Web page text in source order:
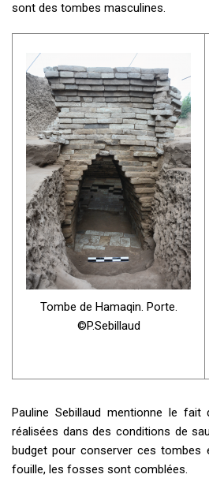
sont des tombes masculines.
Tombe de Hamaqin. Porte.
©P.Sebillaud
Pauline Sebillaud mentionne le
réalisées dans des conditions de
budget pour conserver ces tombes
fouille, les fosses sont comblées.